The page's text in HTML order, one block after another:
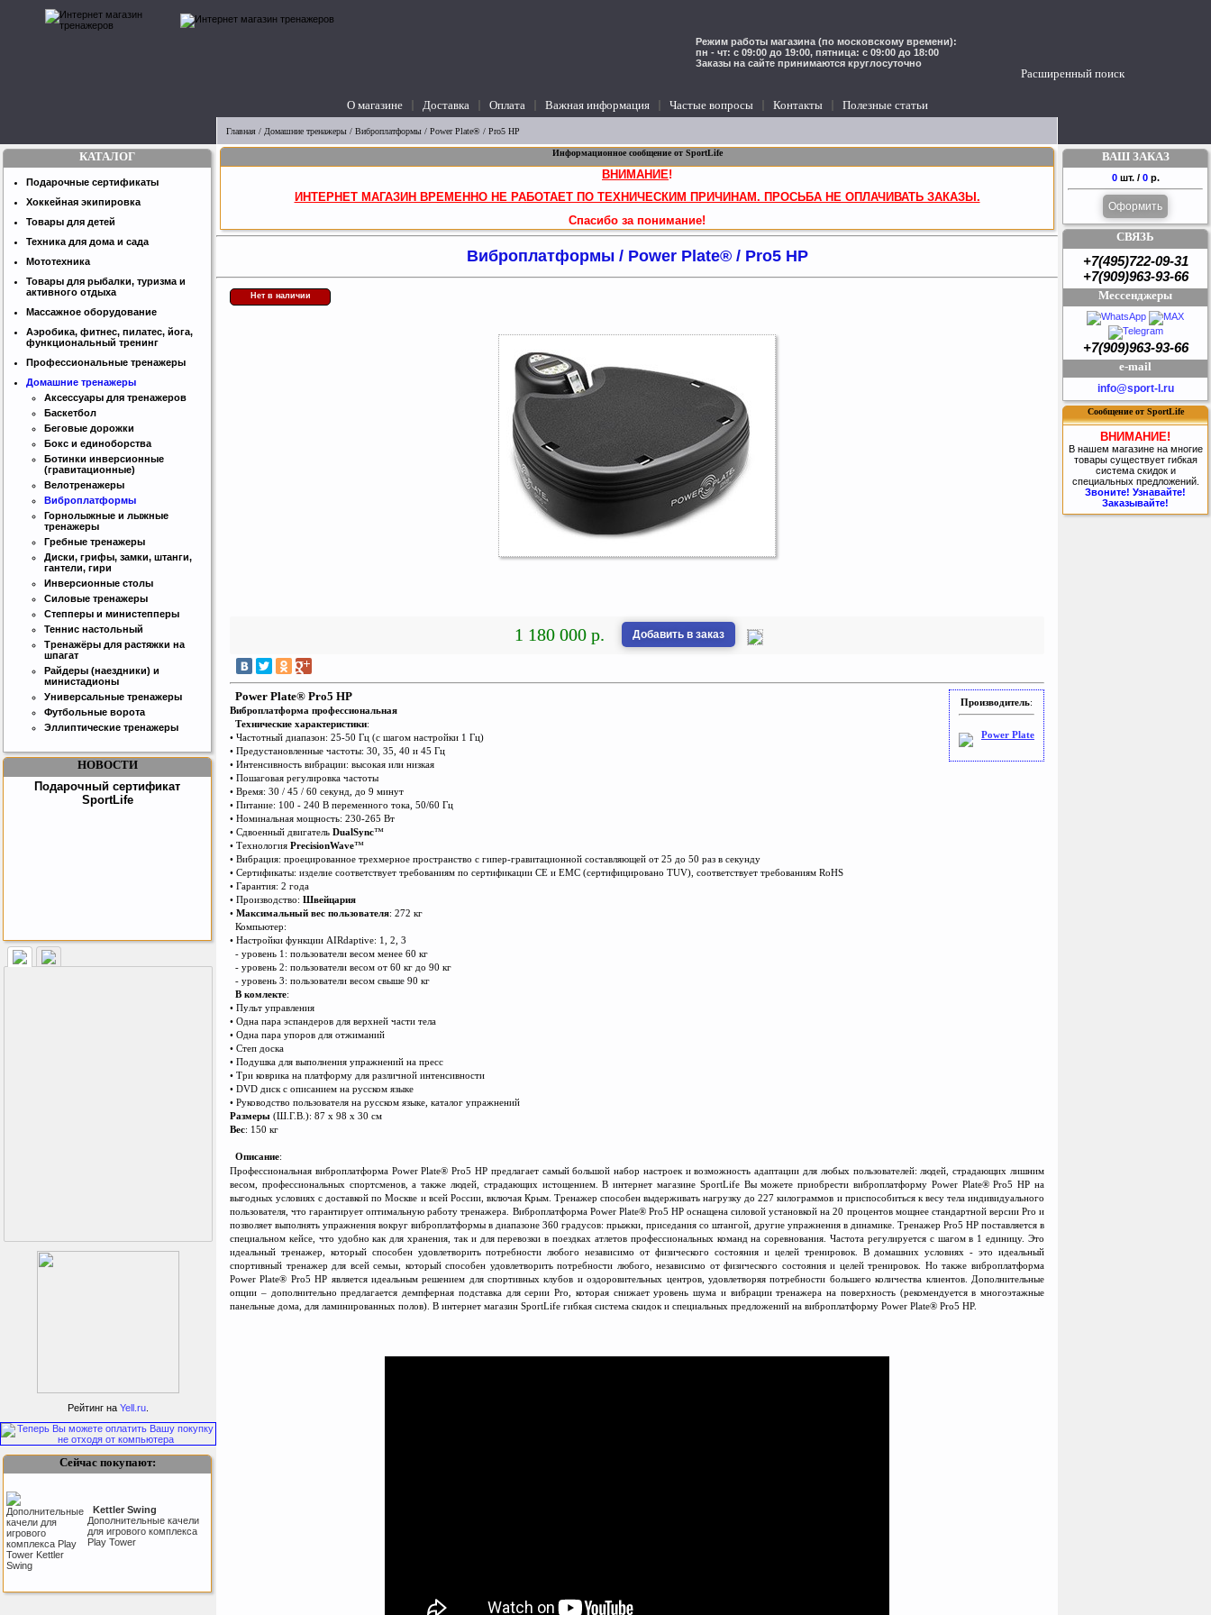
Расширенный поиск
Режим работы магазина (по московскому времени):
пн - чт: с 09:00 до 19:00, пятница: с 09:00 до 18:00
Заказы на сайте принимаются круглосуточно
О магазине Доставка Оплата Важная информация Частые вопросы Контакты Полезные статьи
Главная / Домашние тренажеры / Виброплатформы / Power Plate® / Pro5 HP
Информационное сообщение от SportLife
ВНИМАНИЕ!
ИНТЕРНЕТ МАГАЗИН ВРЕМЕННО НЕ РАБОТАЕТ ПО ТЕХНИЧЕСКИМ ПРИЧИНАМ. ПРОСЬБА НЕ ОПЛАЧИВАТЬ ЗАКАЗЫ.
Спасибо за понимание!
Виброплатформы / Power Plate® / Pro5 HP
1 180 000 р. Добавить в заказ
Нет в наличии
Производитель:
Power Plate
Power Plate® Pro5 HP
Виброплатформа профессиональная
Технические характеристики:
• Частотный диапазон: 25-50 Гц (с шагом настройки 1 Гц)
• Предустановленные частоты: 30, 35, 40 и 45 Гц
• Интенсивность вибрации: высокая или низкая
• Пошаговая регулировка частоты
• Время: 30 / 45 / 60 секунд, до 9 минут
• Питание: 100 - 240 В переменного тока, 50/60 Гц
• Номинальная мощность: 230-265 Вт
• Сдвоенный двигатель DualSync™
• Технология PrecisionWave™
• Вибрация: проецированное трехмерное пространство с гипер-гравитационной составляющей от 25 до 50 раз в секунду
• Сертификаты: изделие соответствует требованиям по сертификации CE и EMC (сертифицировано TUV), соответствует требованиям RoHS
• Гарантия: 2 года
• Производство: Швейцария
• Максимальный вес пользователя: 272 кг
Компьютер:
• Настройки функции AIRdaptive: 1, 2, 3
- уровень 1: пользователи весом менее 60 кг
- уровень 2: пользователи весом от 60 кг до 90 кг
- уровень 3: пользователи весом свыше 90 кг
В комлекте:
• Пульт управления
• Одна пара эспандеров для верхней части тела
• Одна пара упоров для отжиманий
• Степ доска
• Подушка для выполнения упражнений на пресс
• Три коврика на платформу для различной интенсивности
• DVD диск с описанием на русском языке
• Руководство пользователя на русском языке, каталог упражнений
Размеры (Ш.Г.В.): 87 х 98 х 30 см
Вес: 150 кг
Описание:
Профессиональная виброплатформа Power Plate® Pro5 HP предлагает самый большой набор настроек и возможность адаптации для любых пользователей: людей, страдающих лишним
весом, профессиональных спортсменов, а также людей, страдающих истощением. В интернет магазине SportLife Вы можете приобрести виброплатформу Power Plate® Pro5 HP на
выгодных условиях с доставкой по Москве и всей России, включая Крым. Тренажер способен выдерживать нагрузку до 227 килограммов и приспособиться к весу тела индивидуального
пользователя, что гарантирует оптимальную работу тренажера. Виброплатформа Power Plate® Pro5 HP оснащена силовой установкой на 20 процентов мощнее стандартной версии Pro и
позволяет выполнять упражнения вокруг виброплатформы в диапазоне 360 градусов: прыжки, приседания со штангой, другие упражнения в динамике. Тренажер Pro5 HP поставляется в
специальном кейсе, что удобно как для хранения, так и для перевозки в поездках атлетов профессиональных команд на соревнования. Частота регулируется с шагом в 1 единицу. Это
идеальный тренажер, который способен удовлетворить потребности любого независимо от физического состояния и целей тренировок. В домашних условиях - это идеальный
спортивный тренажер для всей семьи, который способен удовлетворить потребности любого, независимо от физического состояния и целей тренировок. Но также виброплатформа
Power Plate® Pro5 HP является идеальным решением для спортивных клубов и оздоровительных центров, удовлетворяя потребности большего количества клиентов. Дополнительные
опции – дополнительно предлагается демпферная подставка для серии Pro, которая снижает уровень шума и вибрации тренажера на поверхность (рекомендуется в многоэтажные
панельные дома, для ламинированных полов). В интернет магазин SportLife гибкая система скидок и специальных предложений на виброплатформу Power Plate® Pro5 HP.
КАТАЛОГ
Подарочные сертификаты
Хоккейная экипировка
Товары для детей
Техника для дома и сада
Мототехника
Товары для рыбалки, туризма и
активного отдыха
Массажное оборудование
Аэробика, фитнес, пилатес, йога,
функциональный тренинг
Профессиональные тренажеры
Домашние тренажеры
Аксессуары для тренажеров
Баскетбол
Беговые дорожки
Бокс и единоборства
Ботинки инверсионные
(гравитационные)
Велотренажеры
Виброплатформы
Горнолыжные и лыжные
тренажеры
Гребные тренажеры
Диски, грифы, замки, штанги,
гантели, гири
Инверсионные столы
Силовые тренажеры
Степперы и министепперы
Теннис настольный
Тренажёры для растяжки на
шпагат
Райдеры (наездники) и
министадионы
Универсальные тренажеры
Футбольные ворота
Эллиптические тренажеры
НОВОСТИ
Интернет магазин SportLife
Работаем на рынке спортивных
товаров с 2008 года!
Бесплатная сборка и доставка
товара!
Подарочный сертификат
SportLife
Как заставить женщину
заниматся спортом?
Рейтинг на Yell.ru
Сейчас покупают:
каркаса для батута
Activity 10
Дуга каркаса для батута
Perfetto Sport Activity 10’
(305 см)
Kettler Swing
Дополнительные качели
для игрового комплекса
Play Tower
ВАШ ЗАКАЗ
0 шт. / 0 р.
Оформить
СВЯЗЬ
+7(495)722-09-31
+7(909)963-93-66
Мессенджеры
+7(909)963-93-66
e-mail
info@sport-l.ru
Сообщение от SportLife
ВНИМАНИЕ!
В нашем магазине на многие
товары существует гибкая
система скидок и
специальных предложений.
Звоните! Узнавайте!
Заказывайте!